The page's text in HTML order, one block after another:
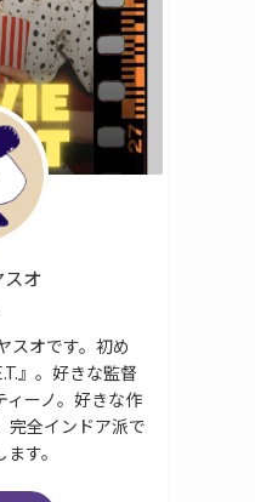
スオ
スオです。初め
』。好きな監督
ィーノ。好きな作
完全インドア派で
す。